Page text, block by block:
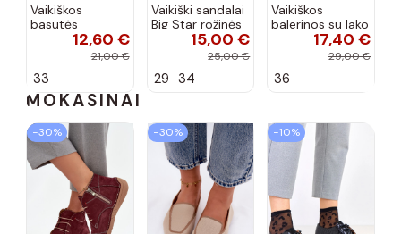
Vaikiškos
basutės
koralinės12,60 €
21,00 €
33
Vaikiški sandalai
Big Star rožinės
spalvos15,00 €
25,00 €
29 34
Vaikiškos
balerinos su lako
efektu ir
kaspinais baltos
17,40 €
29,00 €
36
MOKASINAI
−30% −30% −10%